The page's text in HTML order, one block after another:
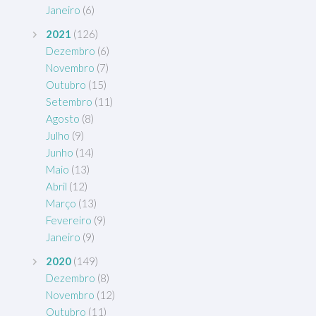
Janeiro (6)
2021 (126)
Dezembro (6)
Novembro (7)
Outubro (15)
Setembro (11)
Agosto (8)
Julho (9)
Junho (14)
Maio (13)
Abril (12)
Março (13)
Fevereiro (9)
Janeiro (9)
2020 (149)
Dezembro (8)
Novembro (12)
Outubro (11)